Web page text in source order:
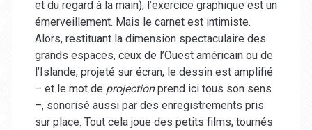
et du regard à la main), l’exercice graphique est un
émerveillement. Mais le carnet est intimiste.
Alors, restituant la dimension spectaculaire des
grands espaces, ceux de l’Ouest américain ou de
l’Islande, projeté sur écran, le dessin est amplifié
– et le mot de projectionprend ici tous son sens
–, sonorisé aussi par des enregistrements pris
sur place. Tout cela joue des petits films, tournés